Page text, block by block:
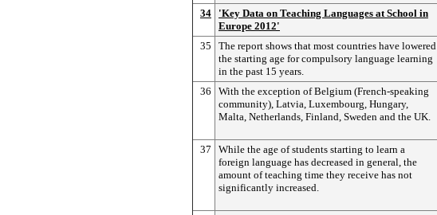
34
'Key Data on Teaching Languages at School in
Europe 2012'
35
The report shows that most countries have lowered
the starting age for compulsory language learning
in the past 15 years.
36
With the exception of Belgium (French-speaking
community), Latvia, Luxembourg, Hungary,
Malta, Netherlands, Finland, Sweden and the UK.
37
While the age of students starting to learn a
foreign language has decreased in general, the
amount of teaching time they receive has not
significantly increased.